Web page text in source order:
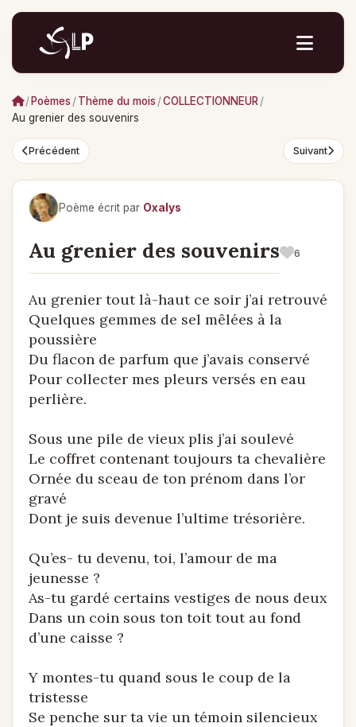
/ Poèmes /Thème du mois /COLLECTIONNEUR/
Au grenier des souvenirs
Précédent Suivant
Poème écrit par Oxalys
Au grenier des souvenirs 6
Au grenier tout là-haut ce soir j’ai retrouvé
Quelques gemmes de sel mêlées à la
poussière
Du flacon de parfum que j’avais conservé
Pour collecter mes pleurs versés en eau
perlière.
Sous une pile de vieux plis j’ai soulevé
Le coffret contenant toujours ta chevalière
Ornée du sceau de ton prénom dans l’or
gravé
Dont je suis devenue l’ultime trésorière.
Qu’es- tu devenu, toi, l’amour de ma
jeunesse ?
As-tu gardé certains vestiges de nous deux
Dans un coin sous ton toit tout au fond
d’une caisse ?
Y montes-tu quand sous le coup de la
tristesse
Se penche sur ta vie un témoin silencieux